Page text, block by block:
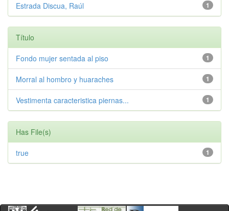
1
Estrada Discua, Raúl
Título
1
Fondo mujer sentada al piso
1
Morral al hombro y huaraches
1
Vestimenta caracteristica piernas...
Has File(s)
1
true